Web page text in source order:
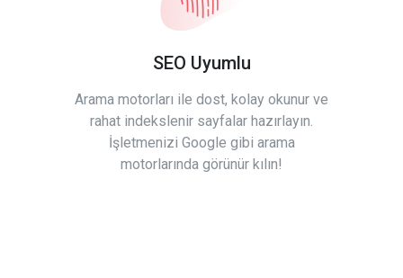
SEO Uyumlu
Arama motorları ile dost, kolay okunur ve
rahat indekslenir sayfalar hazırlayın.
İşletmenizi Google gibi arama
motorlarında görünür kılın!